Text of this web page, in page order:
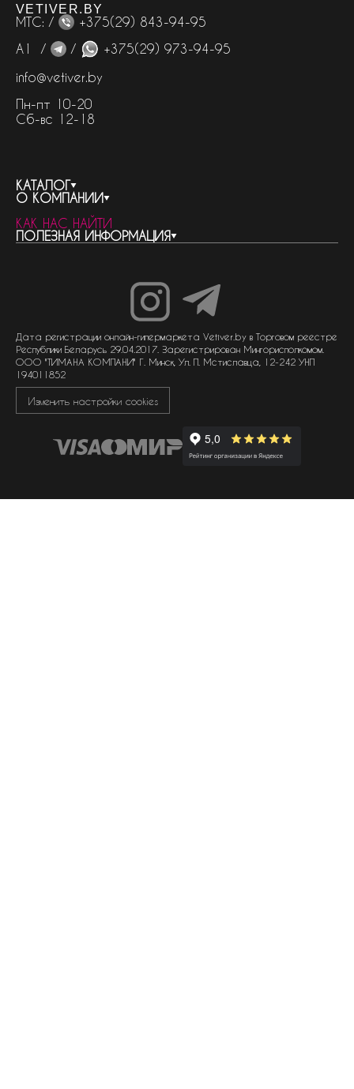
VETIVER.BY
МТС: /
+375(29) 843-94-95
А1 /
/
+375(29) 973-94-95
info@vetiver.by
Пн-пт 10-20
Сб-вс 12-18
КАТАЛОГ
весь каталог
бренды
женская парфюмерия
мужская парфюмерия
унисекс парфюмерия
О КОМПАНИИ
контакты
о компании
доставка и оплата
КАК НАС НАЙТИ
ПОЛЕЗНАЯ ИНФОРМАЦИЯ
как совершить покупку
политика обработки персональных данных
политика обработки файлов cookie
Дата регистрации онлайн-гипермаркета Vetiver.by в Торговом реестре
Республики Беларусь 29.04.2017. Зарегистрирован Мингорисполкомом.
ООО "ТИМАНА КОМПАНИ" Г. Минск, Ул. П. Мстиславца, 12-242 УНП
194011852
Изменить настройки cookies